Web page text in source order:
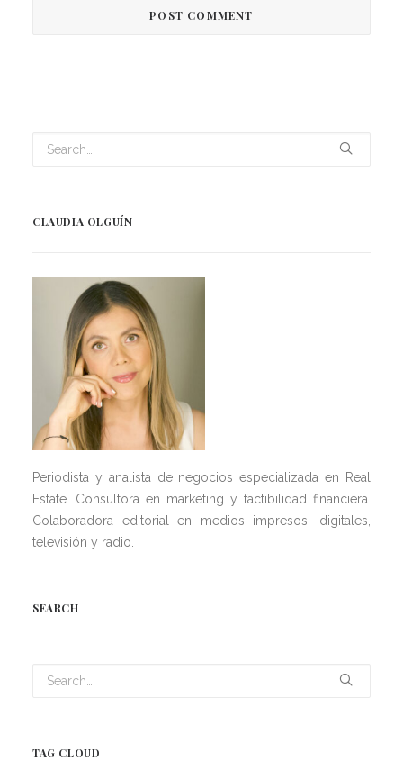
CLAUDIA OLGUÍN
Periodista y analista de negocios especializada en Real
Estate. Consultora en marketing y factibilidad financiera.
Colaboradora editorial en medios impresos, digitales,
televisión y radio.
SEARCH
TAG CLOUD